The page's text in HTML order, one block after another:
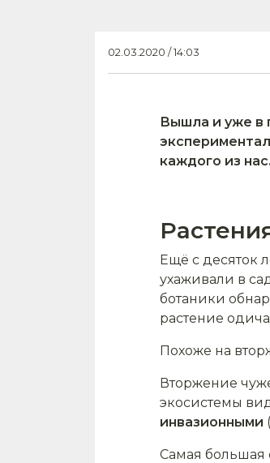
02.03.2020 / 14:03
Вышла и уже в
каждого из нас.
Ещё с десяток
ухаживали в
ботаники
растение
Похоже на
Вторжение
экосистемы
инвазионными
Самая большая